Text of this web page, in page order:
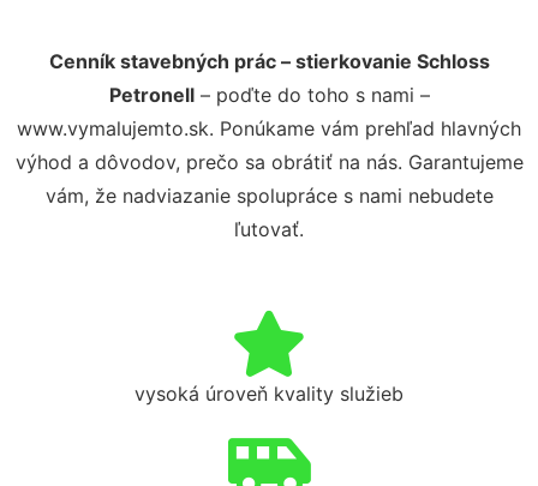
Cenník stavebných prác – stierkovanie Schloss
Petronell– poďte do toho s nami –
www.vymalujemto.sk. Ponúkame vám prehľad hlavných
výhod a dôvodov, prečo sa obrátiť na nás. Garantujeme
vám, že nadviazanie spolupráce s nami nebudete
ľutovať.
vysoká úroveň kvality služieb